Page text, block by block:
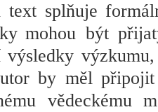
text splňuje
mohou být
výsledky
by měl
vědeckému